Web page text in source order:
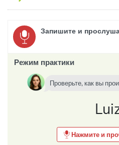
Запишите и
Режим практики
Проверьте, как вы
Нажмите и